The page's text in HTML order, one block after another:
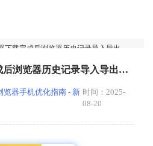
载完成后浏览器历史记录导入导出详细教程
Chrome浏览器下载完成后浏览器历史记录导入导出详细教程
览器手机优化指南 - 新 时间：2025-
08-20